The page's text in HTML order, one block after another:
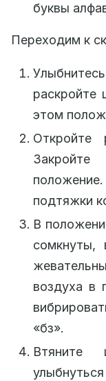
буквы
Переходим к
раскройте
этом
Откройте
подтяжки
В
сомкнуты,
воздуха в
«бз».
Втяните